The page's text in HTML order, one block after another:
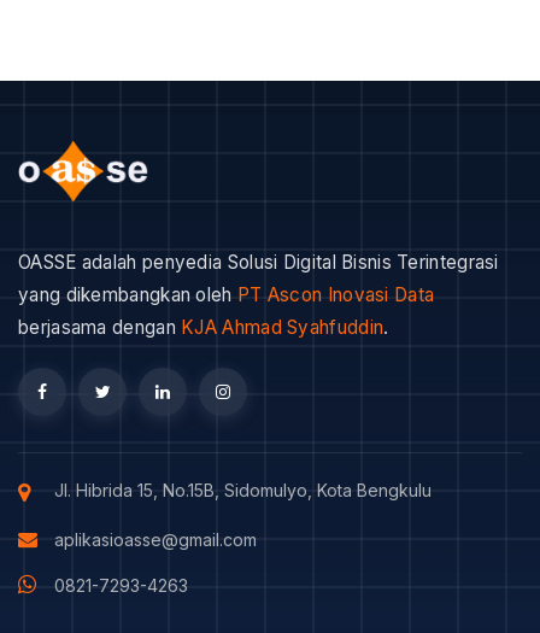
OASSE adalah penyedia Solusi Digital Bisnis Terintegrasi
yang dikembangkan oleh PT Ascon Inovasi Data
berjasama dengan KJA Ahmad Syahfuddin.
Jl. Hibrida 15, No.15B, Sidomulyo, Kota Bengkulu
aplikasioasse@gmail.com
0821-7293-4263